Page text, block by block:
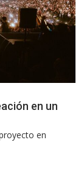
en un
en